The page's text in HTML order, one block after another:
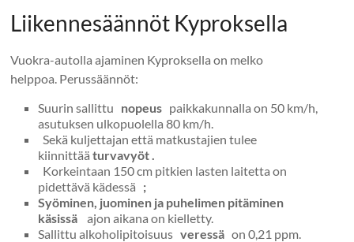
Liikennesäännöt Kyproksella
Vuokra-autolla ajaminen Kyproksella on melko
helppoa. Perussäännöt:
Suurin sallittu nopeus paikkakunnalla on 50 km/h,
asutuksen ulkopuolella 80 km/h.
Sekä kuljettajan että matkustajien tulee
kiinnittääturvavyöt .
Korkeintaan 150 cm pitkien lasten laitetta on
pidettävä kädessä ;
Syöminen, juominen ja puhelimen pitäminen
käsissä ajon aikana on kielletty.
Sallittu alkoholipitoisuusveressä on 0,21 ppm.